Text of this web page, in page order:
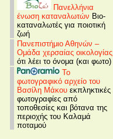
Πανελλήνια
ένωση καταναλωτών Βιο-
καταναλωτές για ποιοτική
ζωή
Πανεπιστήμιο Αθηνών –
Ομάδα χερσαίας οικολογίας
ότι λέει το όνομα (και φωτο)
Το
φωτογραφικό αρχείο του
Βασίλη Μάκουεκπληκτικές
φωτογραφίες από
τοποθεσίες και βότανα της
περιοχής του Καλαμά
ποταμού